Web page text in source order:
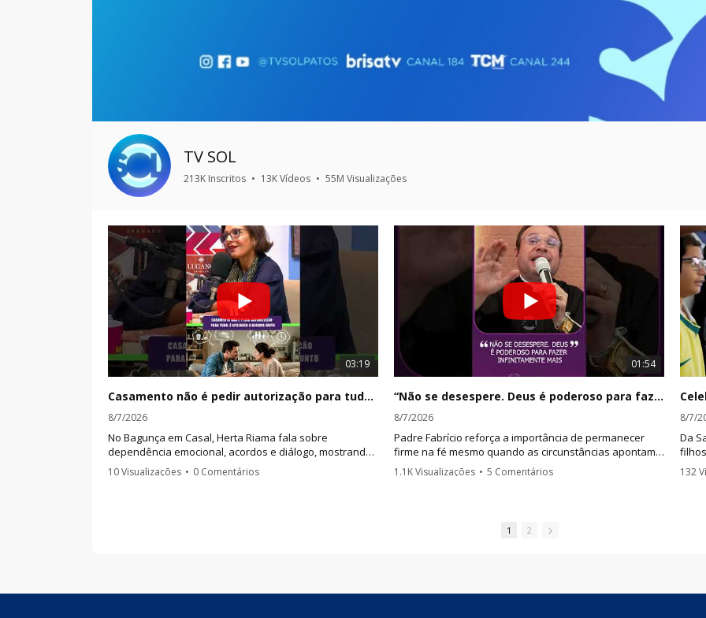
TV SOL
213K Inscritos • 13K Vídeos • 55M Visualizações
03:19
Casamento não é pedir autorização para tudo, é aprender a decidir junto
8/7/2026
No Bagunça em Casal, Herta Riama fala sobre
dependência emocional, acordos e diálogo, mostrando
a diferença entre se anular pelo parceiro e construir
decisões que façam sentido para os dois.
10 Visualizações • 0 Comentários
01:54
“Não se desespere. Deus é poderoso para fazer infinitamente mais”
8/7/2026
Padre Fabrício reforça a importância de permanecer
firme na fé mesmo quando as circunstâncias apontam
para um caminho difícil.
1.1K Visualizações • 5 Comentários
8/7/
Da
132
1 2